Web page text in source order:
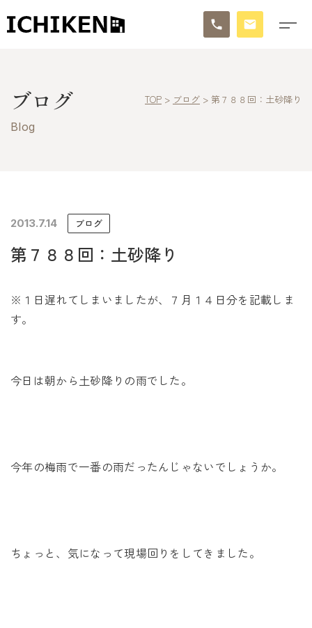
ブログ
イチケンの家づくり
モデルハウス
ブログ
Blog
TOP > ブログ > 第７８８回：土砂降り
2013.7.14 ブログ
第７８８回：土砂降り
※１日遅れてしまいましたが、７月１４日分を記載しま
す。
今日は朝から土砂降りの雨でした。
今年の梅雨で一番の雨だったんじゃないでしょうか。
ちょっと、気になって現場回りをしてきました。